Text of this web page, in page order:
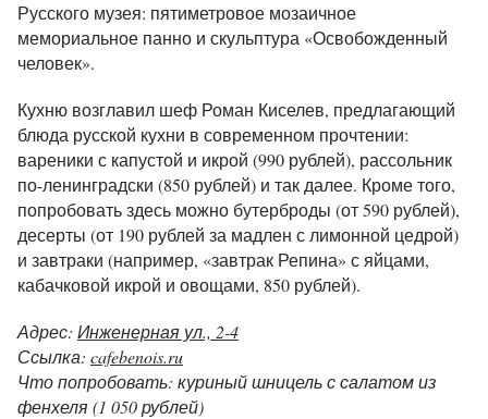
Русского музея: пятиметровое мозаичное
мемориальное панно и скульптура «Освобожденный
человек».
Кухню возглавил шеф Роман Киселев, предлагающий
блюда русской кухни в современном прочтении:
вареники с капустой и икрой (990 рублей), рассольник
по-ленинградски (850 рублей) и так далее. Кроме того,
попробовать здесь можно бутерброды (от 590 рублей),
десерты (от 190 рублей за мадлен с лимонной цедрой)
и завтраки (например, «завтрак Репина» с яйцами,
кабачковой икрой и овощами, 850 рублей).
Адрес: Инженерная ул., 2-4
Ссылка: cafebenois.ru
Что попробовать: куриный шницель с салатом из
фенхеля (1 050 рублей)